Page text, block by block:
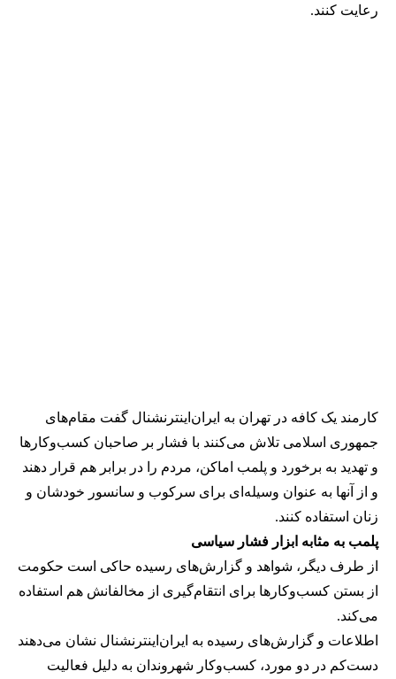
رعایت کنند.
کارمند یک کافه در تهران به ایران‌اینترنشنال گفت مقام‌های
جمهوری اسلامی تلاش می‌کنند با فشار بر صاحبان کسب‌وکارها
و تهدید به برخورد و پلمب اماکن، مردم را در برابر هم قرار دهند
و از آنها به عنوان وسیله‌ای برای سرکوب و سانسور خودشان و
زنان استفاده کنند.
پلمب به مثابه ابزار فشار سیاسی
از طرف دیگر، شواهد و گزارش‌های رسیده حاکی است حکومت
از بستن کسب‌وکارها برای انتقام‌گیری از مخالفانش هم استفاده
می‌کند.
اطلاعات و گزارش‌های رسیده به ایران‌اینترنشنال نشان می‌دهند
دست‌کم در دو مورد، کسب‌وکار شهروندان به دلیل فعالیت